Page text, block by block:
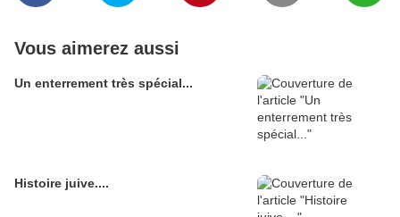
Vous aimerez aussi
Un enterrement très spécial...
Histoire juive....